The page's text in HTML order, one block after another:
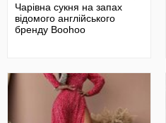
Чарівна сукня на запах
відомого англійського
бренду Boohoo